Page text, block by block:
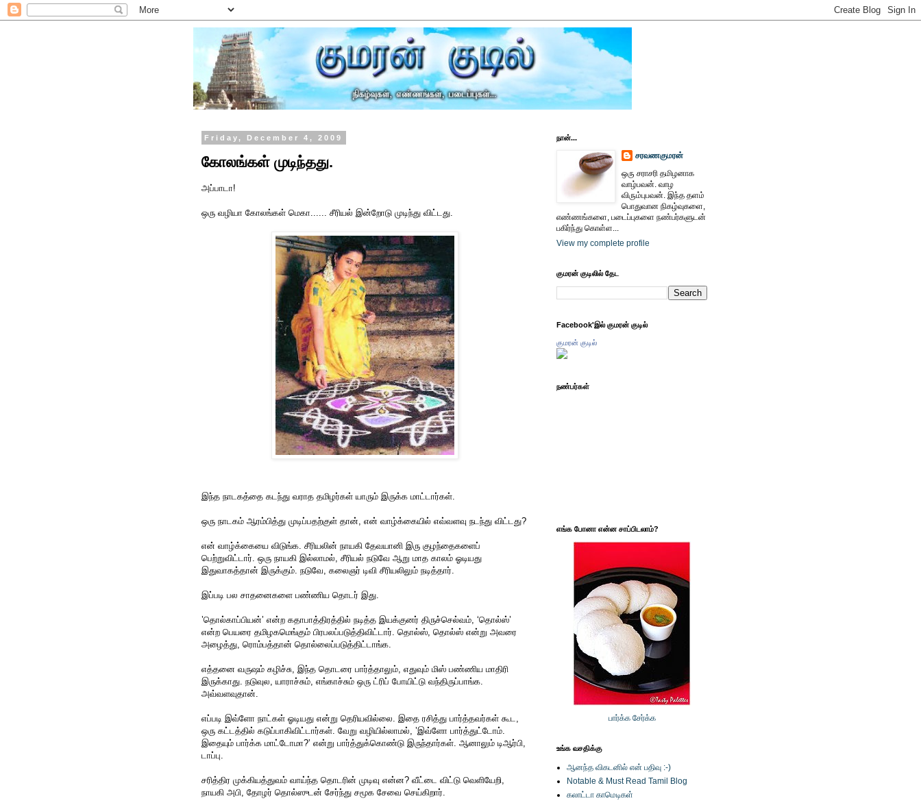
Friday, December 4, 2009
கோலங்கள் முடிந்தது.
அப்பாடா!
ஒரு வழியா கோலங்கள் மெகா...... சீரியல் இன்றோடு முடிந்து விட்டது.
இந்த நாடகத்தை கடந்து வராத தமிழர்கள் யாரும் இருக்க மாட்டார்கள்.
ஒரு நாடகம் ஆரம்பித்து முடிப்பதற்குள் தான், என் வாழ்க்கையில் எவ்வளவு நடந்து விட்டது?
என் வாழ்க்கையை விடுங்க. சீரியலின் நாயகி தேவயானி இரு குழந்தைகளைப்
பெற்றுவிட்டார். ஒரு நாயகி இல்லாமல், சீரியல் நடுவே ஆறு மாத காலம் ஓடியது
இதுவாகத்தான் இருக்கும். நடுவே, கலைஞர் டிவி சீரியலிலும் நடித்தார்.
இப்படி பல சாதனைகளை பண்ணிய தொடர் இது.
’தொல்காப்பியன்’ என்ற கதாபாத்திரத்தில் நடித்த இயக்குனர் திருச்செல்வம், ‘தொல்ஸ்’
என்ற பெயரை தமிழகமெங்கும் பிரபலப்படுத்திவிட்டார். தொல்ஸ், தொல்ஸ் என்று அவரை
அழைத்து, ரொம்பத்தான் தொல்லைப்படுத்திட்டாங்க.
எத்தனை வருஷம் கழிச்சு, இந்த தொடரை பார்த்தாலும், எதுவும் மிஸ் பண்ணிய மாதிரி
இருக்காது. நடுவுல, யாராச்சும், எங்காச்சும் ஒரு ட்ரிப் போயிட்டு வந்திருப்பாங்க.
அவ்வளவுதான்.
எப்படி இவ்ளோ நாட்கள் ஓடியது என்று தெரியவில்லை. இதை ரசித்து பார்த்தவர்கள் கூட,
ஒரு கட்டத்தில் கடுப்பாகிவிட்டார்கள். வேறு வழியில்லாமல், ’இவ்ளோ பார்த்துட்டோம்.
இதையும் பார்க்க மாட்டோமா?’ என்று பார்த்துக்கொண்டு இருந்தார்கள். ஆனாலும் டிஆர்பி,
டாப்பு.
சரித்திர முக்கியத்துவம் வாய்ந்த தொடரின் முடிவு என்ன? வீட்டை விட்டு வெளியேறி,
நாயகி அபி, தோழர் தொல்ஸுடன் சேர்ந்து சமூக சேவை செய்கிறார்.
நான்...
சரவணகுமரன்
ஒரு சராசரி தமிழனாக
வாழ்பவன். வாழ
விரும்புபவன். இந்த தளம்
பொதுவான நிகழ்வுகளை,
எண்ணங்களை, படைப்புகளை நண்பர்களுடன்
பகிர்ந்து கொள்ள...
View my complete profile
குமரன் குடிலில் தேட
Facebook'இல் குமரன் குடில்
குமரன் குடில்
நண்பர்கள்
எங்க போனா என்ன சாப்பிடலாம்?
பார்க்க சேர்க்க
உங்க வசதிக்கு
ஆனந்த விகடனில் என் பதிவு :-)
Notable & Must Read Tamil Blog
கலாட்டா காமெடிகள்